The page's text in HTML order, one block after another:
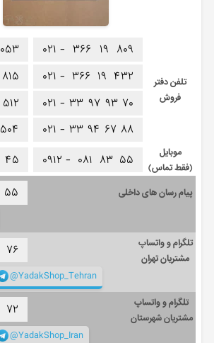
تلفن دفتر
فروش
۰۲۱ - ۳۶۶ ۱۹ ۸۰۹
۰۲۱ - ۳۶۶ ۱۹ ۴۳۲
۰۲۱ - ۳۳ ۹۷ ۹۳ ۷۰
۰۲۱ - ۳۳ ۹۴ ۶۷ ۸۸
۰۵۳
۸۱۵
۵۱۲
۵۰۴
موبایل
(فقط تماس)
۰۹۱۲ - ۰۸۱ ۸۳ ۵۵ ۴۵
پیام رسان های داخلی ۵۵
تلگرام و واتساپ
مشتریان تهران
۷۶
@YadakShop_Tehran
تلگرام و واتساپ
مشتریان شهرستان
۷۲
@YadakShop_Iran